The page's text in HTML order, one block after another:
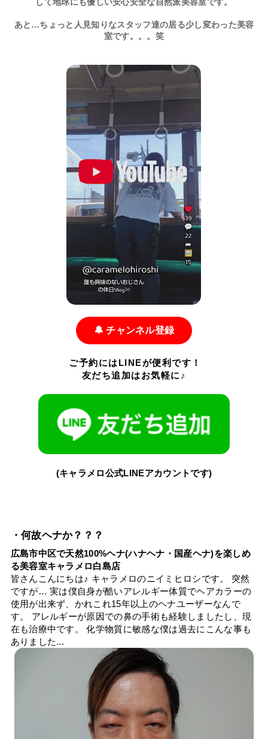
して地球にも優しい安心安全な自然派美容室です。
あと…ちょっと人見知りなスタッフ達の居る少し変わった美容
室です。。。笑
🔔 チャンネル登録
ご予約にはLINEが便利です！
友だち追加はお気軽に♪
(キャラメロ公式LINEアカウントです)
・何故ヘナか？？？
広島市中区で天然100%ヘナ(ハナヘナ・国産ヘナ)を楽しめ
る美容室キャラメロ白島店
皆さんこんにちは♪ キャラメロのニイミヒロシです。 突然
ですが… 実は僕自身が酷いアレルギー体質でヘアカラーの
使用が出来ず、かれこれ15年以上のヘナユーザーなんで
す。 アレルギーが原因での鼻の手術も経験しましたし、現
在も治療中です。 化学物質に敏感な僕は過去にこんな事も
ありました...